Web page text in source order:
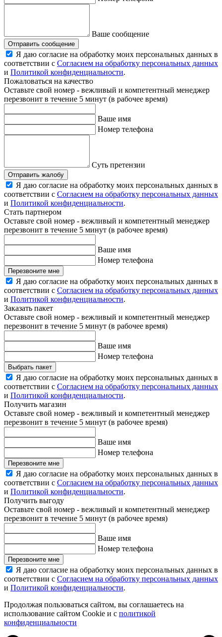
Ваше сообщение
Отправить сообщение
Я даю согласие на обработку моих персональных данных в
соответствии с Согласием на обработку персональных данных
и Политикой конфиденциальности.
Пожаловаться на качество
Оставьте свой номер - вежливый и компетентный менеджер
перезвонит в течение 5 минут (в рабочее время)
Ваше имя
Номер телефона
Суть претензии
Отправить жалобу
Я даю согласие на обработку моих персональных данных в
соответствии с Согласием на обработку персональных данных
и Политикой конфиденциальности.
Стать партнером
Оставьте свой номер - вежливый и компетентный менеджер
перезвонит в течение 5 минут (в рабочее время)
Ваше имя
Номер телефона
Перезвоните мне
Я даю согласие на обработку моих персональных данных в
соответствии с Согласием на обработку персональных данных
и Политикой конфиденциальности.
Заказать пакет
Оставьте свой номер - вежливый и компетентный менеджер
перезвонит в течение 5 минут (в рабочее время)
Ваше имя
Номер телефона
Выбрать пакет
Я даю согласие на обработку моих персональных данных в
соответствии с Согласием на обработку персональных данных
и Политикой конфиденциальности.
Получить магазин
Оставьте свой номер - вежливый и компетентный менеджер
перезвонит в течение 5 минут (в рабочее время)
Ваше имя
Номер телефона
Перезвоните мне
Я даю согласие на обработку моих персональных данных в
соответствии с Согласием на обработку персональных данных
и Политикой конфиденциальности.
Получить выгоду
Оставьте свой номер - вежливый и компетентный менеджер
перезвонит в течение 5 минут (в рабочее время)
Ваше имя
Номер телефона
Перезвоните мне
Я даю согласие на обработку моих персональных данных в
соответствии с Согласием на обработку персональных данных
и Политикой конфиденциальности.
Продолжая пользоваться сайтом, вы соглашаетесь на
использование сайтом Cookie и с политикой
конфиденциальности